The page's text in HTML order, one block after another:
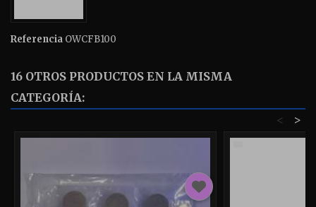
Referencia OWCFB100
16 OTROS PRODUCTOS EN LA MISMA
CATEGORÍA:
>
<